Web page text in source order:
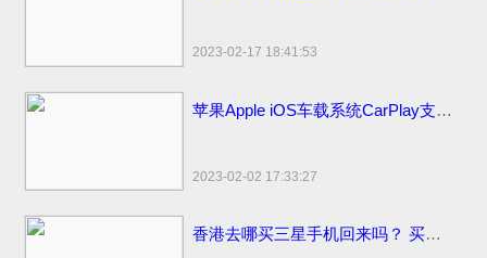
2023-02-17 18:41:53
苹果Apple iOS车载系统CarPlay支持哪些更多汽车品牌
2023-02-02 17:33:27
香港去哪买三星手机回来吗？ 买香港便宜售价手机市场地点和网站